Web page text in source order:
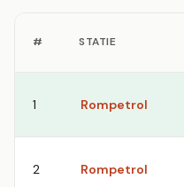
# STATIE
1 Rompetrol
2 Rompetrol